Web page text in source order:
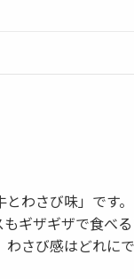
わさび味」です
ギザギザで食べ
さび感はどれに